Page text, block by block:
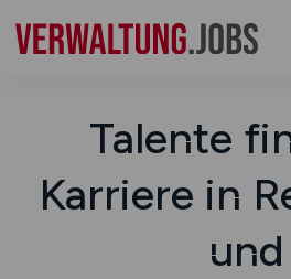
Talente
Karriere in
und